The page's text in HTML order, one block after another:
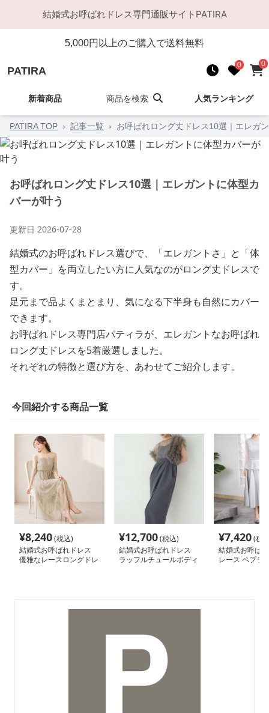
結婚式お呼ばれドレス専門通販サイト PATIRA
5,000円以上のご購入で送料無料
PATIRA 0 0
新着商品 商品を検索 人気ランキング
PATIRA TOP › 記事一覧 › お呼ばれロング丈ドレス10選｜エレガ
お呼ばれロング丈ドレス10選｜エレガントに体型カ
バーが叶う
更新日 2026-07-28
結婚式のお呼ばれドレス選びで、「エレガントさ」と「体
型カバー」を両立したい方に人気なのがロング丈ドレスで
す。
足元まで品よくまとまり、気になる下半身も自然にカバー
できます。
お呼ばれドレス専門店パティラが、エレガントなお呼ばれ
ロング丈ドレスを5着厳選しました。
それぞれの特徴と選び方を、あわせてご紹介します。
今回紹介する商品一覧
¥8,240(税込)
結婚式お呼ばれドレス
優雅なレースロングドレ
¥12,700(税込)
結婚式お呼ばれドレス
ラッフルチュールボディ
¥7,420(税
結婚式お呼ば
レース ペプラ